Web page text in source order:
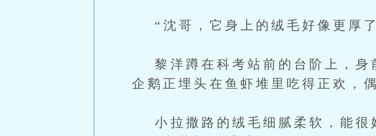
“沈哥，它身上的绒毛好像更厚
黎洋蹲在科考站前的台阶上，身
企鹅正埋头在鱼虾堆里吃得正欢，
小拉撒路的绒毛细腻柔软，能很